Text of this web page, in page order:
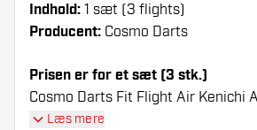
Indhold: 1 sæt (3 flights)
Producent: Cosmo Darts
Prisen er for et sæt (3 stk.)
Cosmo Darts Fit Flight Air Kenichi
Dart Flights flights har en lang
Læs mere